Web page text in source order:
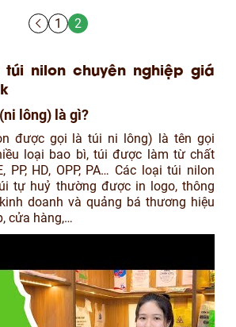
1 2
nilon chuyên nghiệp giá
lông) là gì?
được gọi là túi ni lông) là tên gọi
loại bao bì, túi được làm từ chất
PP, HD, OPP, PA… Các loại túi nilon
tự huỷ thường được in logo, thông
doanh và quảng bá thương hiệu
cửa hàng,…